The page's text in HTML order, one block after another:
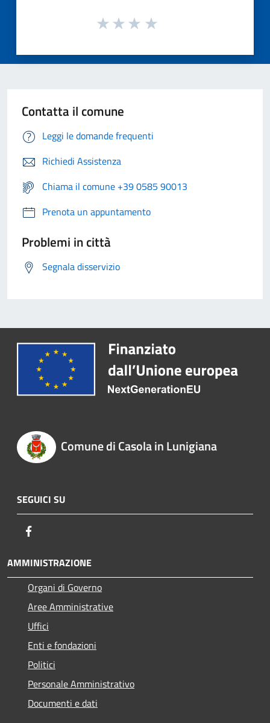
Contatta il comune
Leggi le domande frequenti
Richiedi Assistenza
Chiama il comune +39 0585 90013
Prenota un appuntamento
Problemi in città
Segnala disservizio
Comune di Casola in Lunigiana
SEGUICI SU
AMMINISTRAZIONE
Organi di Governo
Aree Amministrative
Uffici
Enti e fondazioni
Politici
Personale Amministrativo
Documenti e dati